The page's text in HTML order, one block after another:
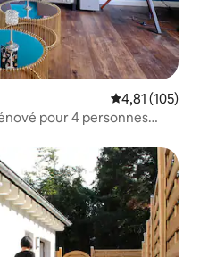
Évaluation
4,81 (105)
pour 4 personnes